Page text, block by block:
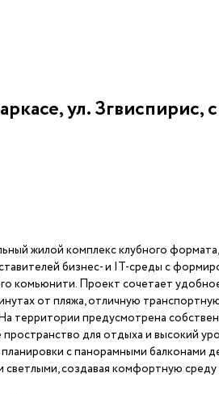
ул. Згвиспирис,
жилой комплекс клубного
бизнес- и IT-среды с
комьюнити. Проект сочетает
от пляжа, отличную
территории предусмотрена
для отдыха и высокий
с панорамными балконами
создавая комфортную среду